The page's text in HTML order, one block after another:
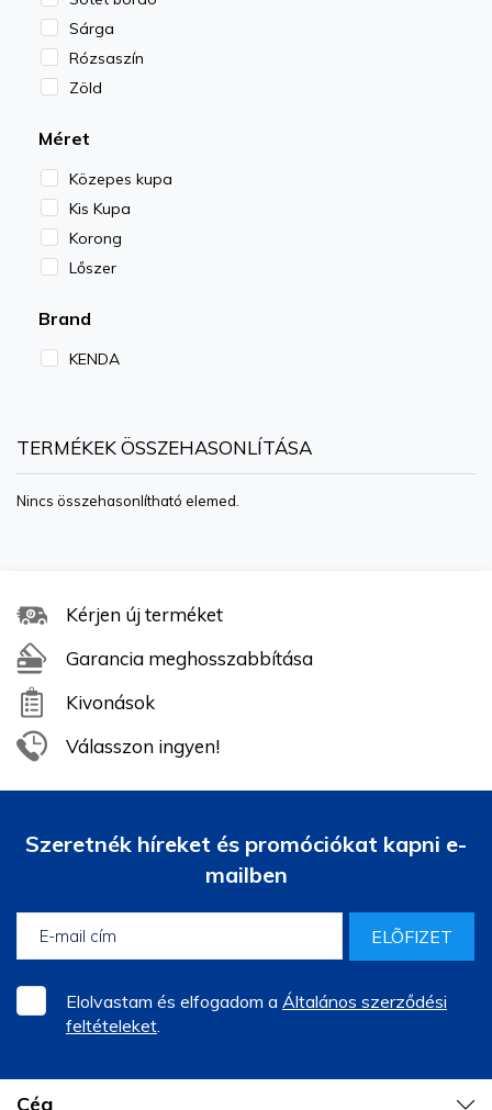
Sárga
Rózsaszín
Zöld
Méret
Közepes kupa
Kis Kupa
Korong
Lőszer
Brand
KENDA
TERMÉKEK ÖSSZEHASONLÍTÁSA
Nincs összehasonlítható elemed.
Kérjen új terméket
Garancia meghosszabbítása
Kivonások
Válasszon ingyen!
Szeretnék híreket és promóciókat kapni e-
mailben
ELÕFIZET
Elolvastam és elfogadom a Általános szerződési
feltételeket.
Cég